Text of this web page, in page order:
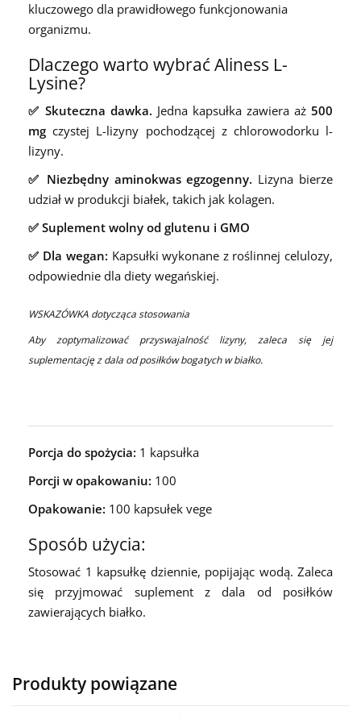
kluczowego dla prawidłowego funkcjonowania
organizmu.
Dlaczego warto wybrać Aliness L-
Lysine?
✅ Skuteczna dawka. Jedna kapsułka zawiera aż 500
mgczystej L-lizyny pochodzącej z chlorowodorku l-
lizyny.
✅ Niezbędny aminokwasegzogenny. Lizyna bierze
udział w produkcji białek, takich jak kolagen.
✅ Suplement wolny od glutenu i GMO
✅ Dla wegan: Kapsułki wykonane z roślinnej celulozy,
odpowiednie dla diety wegańskiej.
WSKAZÓWKA dotycząca stosowania
Aby zoptymalizować przyswajalność lizyny, zaleca się jej
suplementację z dala od posiłków bogatych w białko.
Porcja do spożycia: 1 kapsułka
Porcji w opakowaniu: 100
Opakowanie: 100 kapsułek vege
Sposób użycia:
Stosować 1 kapsułkę dziennie, popijając wodą. Zaleca
się przyjmować suplement z dala od posiłków
zawierających białko.
Produkty powiązane